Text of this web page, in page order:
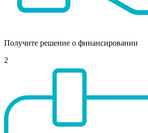
Получите решение о финансировании
2